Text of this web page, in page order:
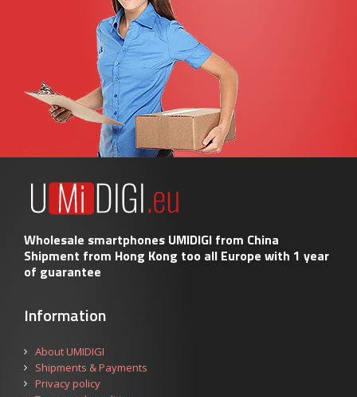
Wholesale smartphones UMIDIGI from China
Shipment from Hong Kong too all Europe with 1 year
of guarantee
Information
About UMIDIGI
Shipments & Payments
Privacy policy